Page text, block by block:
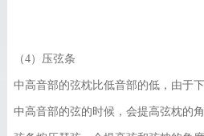
（4）压弦条
中高音部的弦枕比低音部的低，由于
中高音部的弦的时候，会提高弦枕的